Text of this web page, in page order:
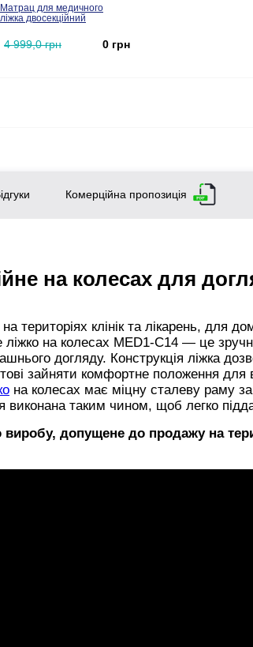
Матрац для медичного
ліжка двосекційний
4 999,0 грн 0 грн
Комерційна пропозиція
на колесах для
територіях клінік та лікарень, для
на колесах MED1-C14 — це
догляду. Конструкція ліжка
зайняти комфортне положення для
на колесах має міцну сталеву раму
таким чином, щоб легко
допущене до продажу на